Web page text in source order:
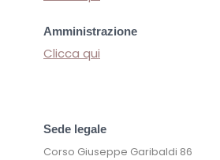
Amministrazione
Clicca qui
Sede legale
Corso Giuseppe Garibaldi 86